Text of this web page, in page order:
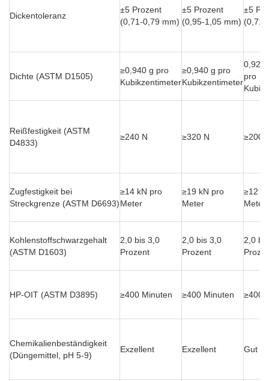
Dickentoleranz
±5 Prozent
(0,71-0,79 mm)
±5 Prozent
(0,95-1,05 mm)
±5
(0,71-
Dichte (ASTM D1505)
≥0,940 g pro
Kubikzentimeter
≥0,940 g pro
Kubikzentimeter
pro
Reißfestigkeit (ASTM
D4833)
≥240 N ≥320 N ≥200
Zugfestigkeit bei
Streckgrenze (ASTM D6693)
≥14 kN pro
Meter
≥19 kN pro
Meter
≥12
Meter
Kohlenstoffschwarzgehalt
(ASTM D1603)
2,0 bis 3,0
Prozent
2,0 bis 3,0
Prozent
2,0
HP-OIT (ASTM D3895) ≥400 Minuten ≥400 Minuten ≥400
Chemikalienbeständigkeit
(Düngemittel, pH 5-9)
Exzellent Exzellent Gut